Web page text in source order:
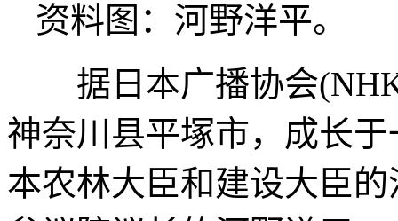
资料图：河野洋平。
据日本广播协会
神奈川县平塚市，成长
本农林大臣和建设大臣